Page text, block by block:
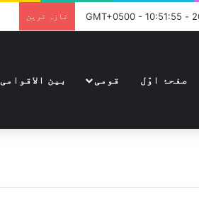
تازہ ترین
صفحۂ اوّل قومی بین الاقوامی